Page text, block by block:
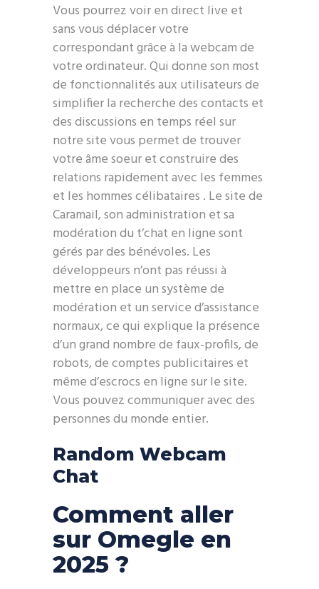
Vous pourrez voir en direct live et
sans vous déplacer votre
correspondant grâce à la webcam de
votre ordinateur. Qui donne son most
de fonctionnalités aux utilisateurs de
simplifier la recherche des contacts et
des discussions en temps réel sur
notre site vous permet de trouver
votre âme soeur et construire des
relations rapidement avec les femmes
et les hommes célibataires . Le site de
Caramail, son administration et sa
modération du t’chat en ligne sont
gérés par des bénévoles. Les
développeurs n’ont pas réussi à
mettre en place un système de
modération et un service d’assistance
normaux, ce qui explique la présence
d’un grand nombre de faux-profils, de
robots, de comptes publicitaires et
même d’escrocs en ligne sur le site.
Vous pouvez communiquer avec des
personnes du monde entier.
Random Webcam
Chat
Comment aller
sur Omegle en
2025 ?